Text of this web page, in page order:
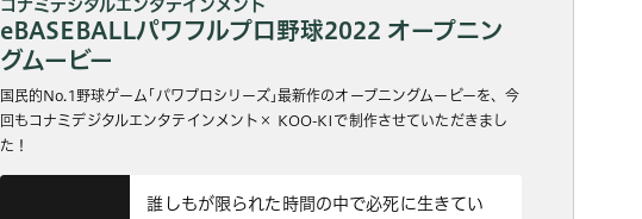
コナミデジタルエンタテインメント
eBASEBALLパワフルプロ野球2022 オープニン
グムービー
国民的No.1野球ゲーム｢パワプロシリーズ｣最新作のオープニングムービーを、今
回もコナミデジタルエンタテインメント× KOO-KIで制作させていただきまし
た！
誰しもが限られた時間の中で必死に生きてい